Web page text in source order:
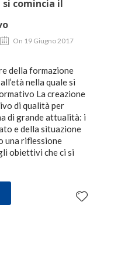
si comincia il
On 19 Giugno 2017
della formazione
nella quale si
La creazione
di qualità per
di grande attualità: i
e della situazione
una riflessione
obiettivi che ci si